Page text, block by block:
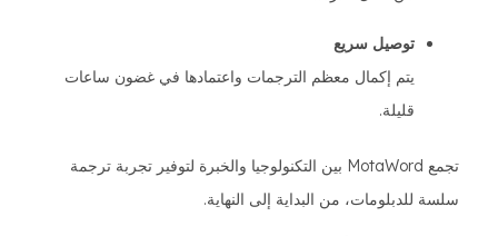
توصيل سريع
يتم إكمال معظم الترجمات واعتمادها في غضون ساعات
قليلة.
تجمع MotaWord بين التكنولوجيا والخبرة لتوفير تجربة ترجمة
سلسة للدبلومات، من البداية إلى النهاية.